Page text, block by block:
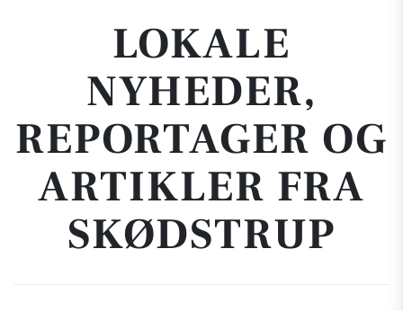
LOKALE
NYHEDER,
REPORTAGER OG
ARTIKLER FRA
SKØDSTRUP